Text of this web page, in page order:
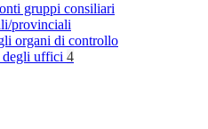
gruppi consiliari
provinciali
organi di controllo
uffici 4